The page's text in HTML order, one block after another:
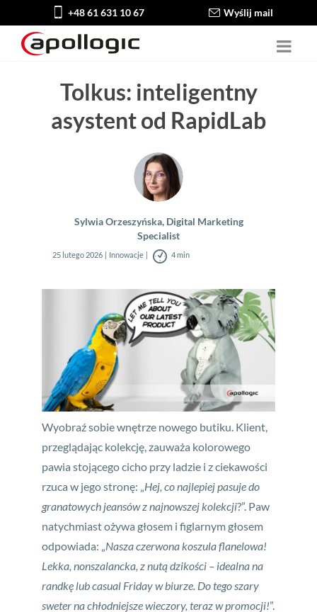
+48 61 631 10 67 Wyślij mail
Tolkus: inteligentny
asystent od RapidLab
Sylwia Orzeszyńska, Digital Marketing
Specialist
25 lutego 2026 Innowacje 4 min
Wyobraź sobie wnętrze nowego butiku. Klient,
przeglądając kolekcję, zauważa kolorowego
pawia stojącego cicho przy ladzie i z ciekawości
rzuca w jego stronę: „ Hej, co najlepiej pasuje do
granatowych jeansów z najnowszej kolekcji?”. Paw
natychmiast ożywa głosem i figlarnym głosem
odpowiada: „ Nasza czerwona koszula flanelowa!
Lekka, nonszalancka, z nutą dzikości – idealna na
randkę lub casual Friday w biurze. Do tego szary
sweter na chłodniejsze wieczory, teraz w promocji!”.